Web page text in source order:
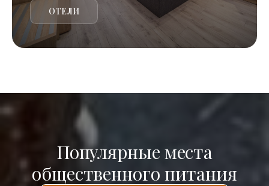
ОТЕЛИ
Популярные места
общественного питания